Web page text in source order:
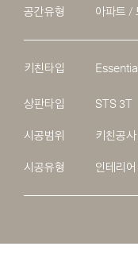
공간유형 아파트 /
키친타입
상판타입 STS 3T
시공범위 키친공사
시공유형 인테리